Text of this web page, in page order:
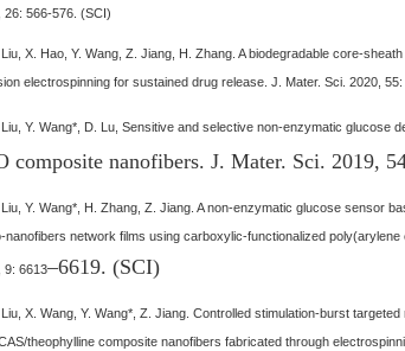
26: 566-576. (SCI)
X. Hao, Y. Wang, Z. Jiang, H. Zhang. A biodegradable core-
electrospinning for sustained drug release. J. Mater. Sci. 2020,
Y. Wang*, D. Lu, Sensitive and selective non-enzymatic glucose
composite nanofibers. J. Mater. Sci. 2019,
Y. Wang*, H. Zhang, Z. Jiang. A non-enzymatic glucose sensor
nanofibers network films using carboxylic-functionalized poly(arylene
9: 6613–6619. (SCI)
X. Wang, Y. Wang*, Z. Jiang. Controlled stimulation-burst
theophylline composite nanofibers fabricated through